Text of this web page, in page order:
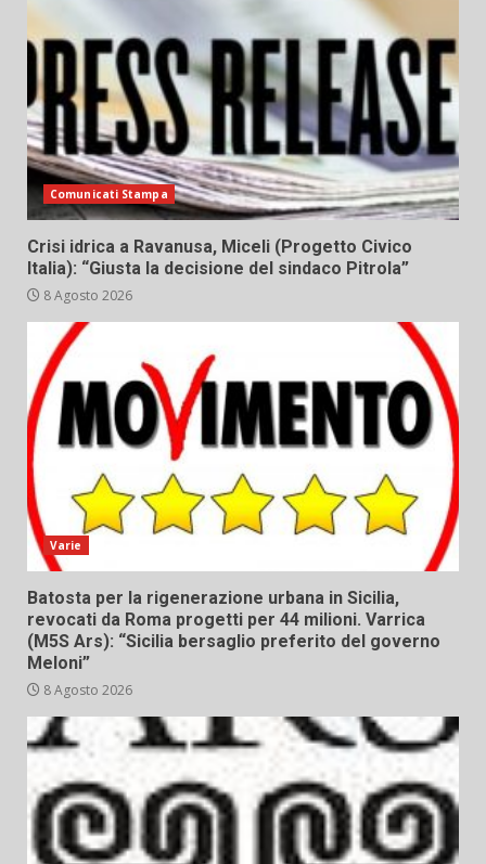
Comunicati Stampa
Crisi idrica a Ravanusa, Miceli (Progetto Civico
Italia): “Giusta la decisione del sindaco Pitrola”
8 Agosto 2026
Varie
Batosta per la rigenerazione urbana in Sicilia,
revocati da Roma progetti per 44 milioni. Varrica
(M5S Ars): “Sicilia bersaglio preferito del governo
Meloni”
8 Agosto 2026